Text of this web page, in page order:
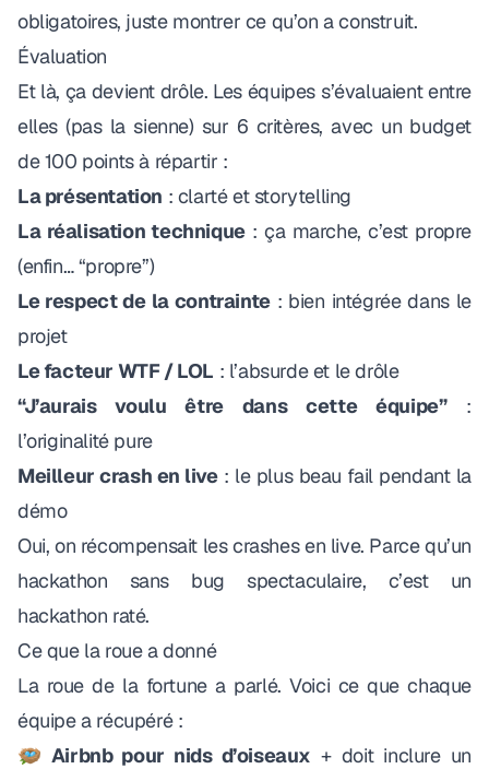
obligatoires, juste montrer ce qu’on a construit.
Évaluation
Et là, ça devient drôle. Les équipes s’évaluaient entre
elles (pas la sienne) sur 6 critères, avec un budget
de 100 points à répartir :
La présentation : clarté et storytelling
La réalisation technique: ça marche, c’est propre
(enfin… “propre”)
Le respect de la contrainte: bien intégrée dans le
projet
Le facteur WTF / LOL : l’absurde et le drôle
“J’aurais voulu être dans cette équipe”:
l’originalité pure
Meilleur crash en live: le plus beau fail pendant la
démo
Oui, on récompensait les crashes en live. Parce qu’un
hackathon sans bug spectaculaire, c’est un
hackathon raté.
Ce que la roue a donné
La roue de la fortune a parlé. Voici ce que chaque
équipe a récupéré :
🪺 Airbnb pour nids d’oiseaux + doit inclure un